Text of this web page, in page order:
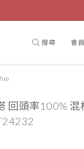
搜尋 會
回頭率100% 混